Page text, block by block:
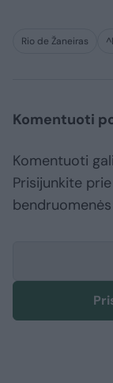
Rio de Žaneiras
Komentuoti
Komentuoti
Prisijunkite